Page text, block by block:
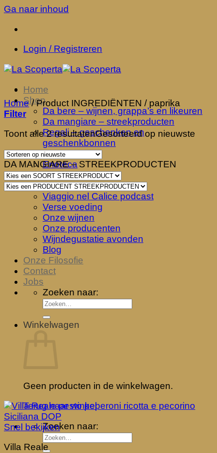
Ga naar inhoud
Login / Registreren
Home
Shop
Da bere – wijnen, grappa’s en likeuren
Da mangiare – streekproducten
Regali – geschenken en
geschenkbonnen
Ontdekken
Enoteca
Wijnabonnement
Degustatiedagen 2026
Viaggio nel Calice podcast
Verse voeding
Onze wijnen
Onze producenten
Wijndegustatie avonden
Blog
Onze Filosofie
Contact
Jobs
Zoeken naar:
Winkelwagen
Geen producten in de winkelwagen.
Terug naar winkel
Zoeken naar:
Home /Product INGREDIËNTEN /paprika
Filter
Toont alle 2 resultatenGesorteerd op nieuwste
DA MANGIARE – STREEKPRODUCTEN
Snel bekijken
Villa Reale